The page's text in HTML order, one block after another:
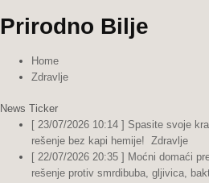
Prirodno Bilje
Home
Zdravlje
News Ticker
[ 23/07/2026 10:14 ] Spasite svoje
rešenje bez kapi hemije! Zdravlje
[ 22/07/2026 20:35 ] Moćni domaći
rešenje protiv smrdibuba, gljivica,